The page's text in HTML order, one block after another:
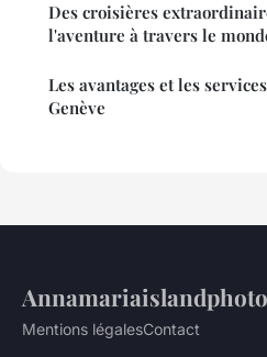
Des croisières
l'aventure à travers le
Les avantages et les
Genève
Mentions légalesContact